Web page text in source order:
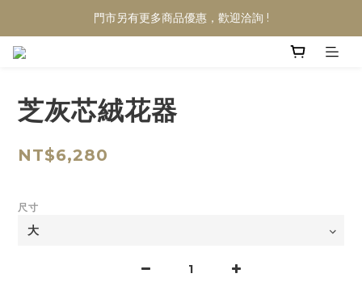
門市另有更多商品優惠，歡迎洽詢 !
芝灰芯絨花器
NT$6,280
尺寸